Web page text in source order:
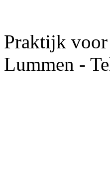
Praktijk voor
Lummen -